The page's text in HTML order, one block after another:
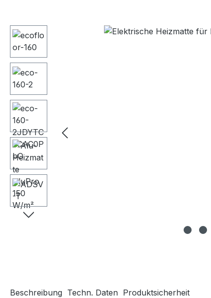
Bildergalerie überspringen
Beschreibung Techn. Daten Produktsicherheit